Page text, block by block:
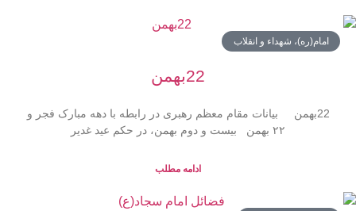
امام(ره)، شهداء و انقلاب
22بهمن
22بهمن بیانات مقام معظم رهبری در رابطه با دهه مبارک فجر و
۲۲ بهمن بیست و دوم بهمن، در حکم عید غدیر
ادامه مطلب